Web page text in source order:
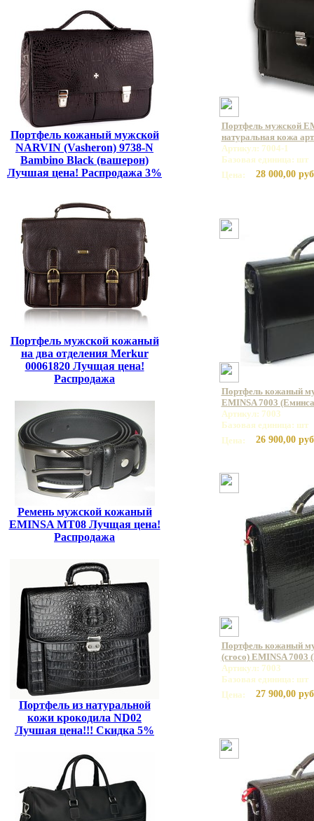
Портфель кожаный мужской
NARVIN (Vasheron) 9738-N
Bambino Black (вашерон)
Лучшая цена! Распродажа 3%
Портфель мужской кожаный
на два отделения Merkur
00061820 Лучщая цена!
Распродажа
Ремень мужской кожаный
EMINSA MT08 Лучщая цена!
Распродажа
Портфель из натуральной
кожи крокодила ND02
Лучшая цена!!! Скидка 5%
Портфель мужской
натуральная кожа
Артикул: 7004-1
Базовая единица: шт
Цена:
28 000,00
Портфель кожаный
EMINSA 7003
Артикул: 7003
Базовая единица: шт
Цена:
26 900,00
Портфель кожаный
(croco) EMINSA 7003
Артикул: 7003
Базовая единица: шт
Цена:
27 900,00